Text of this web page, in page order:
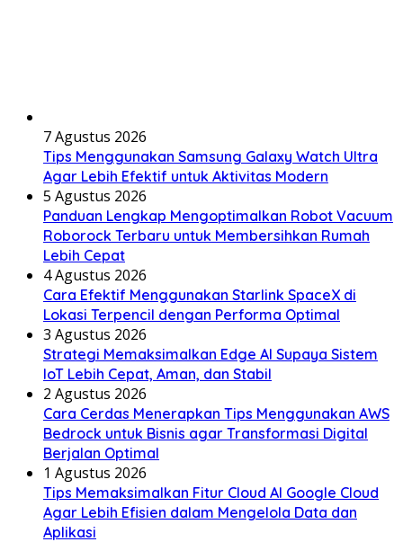
7 Agustus 2026
Tips Menggunakan Samsung Galaxy Watch Ultra
Agar Lebih Efektif untuk Aktivitas Modern
5 Agustus 2026
Panduan Lengkap Mengoptimalkan Robot Vacuum
Roborock Terbaru untuk Membersihkan Rumah
Lebih Cepat
4 Agustus 2026
Cara Efektif Menggunakan Starlink SpaceX di
Lokasi Terpencil dengan Performa Optimal
3 Agustus 2026
Strategi Memaksimalkan Edge AI Supaya Sistem
IoT Lebih Cepat, Aman, dan Stabil
2 Agustus 2026
Cara Cerdas Menerapkan Tips Menggunakan AWS
Bedrock untuk Bisnis agar Transformasi Digital
Berjalan Optimal
1 Agustus 2026
Tips Memaksimalkan Fitur Cloud AI Google Cloud
Agar Lebih Efisien dalam Mengelola Data dan
Aplikasi